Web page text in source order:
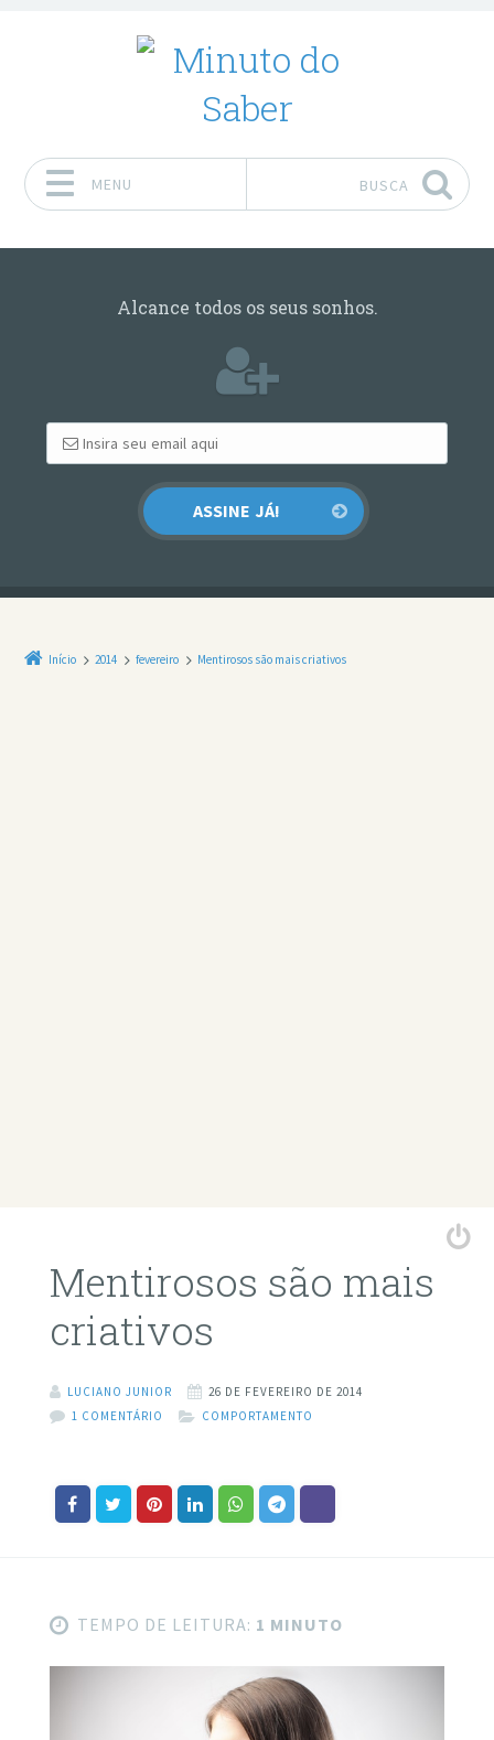
MENU BUSCA
Alcance todos os seus sonhos.
Início 2014 fevereiro Mentirosos são mais criativos
Mentirosos são mais
criativos
LUCIANO JUNIOR
26 DE FEVEREIRO DE 2014
1 COMENTÁRIO
COMPORTAMENTO
TEMPO DE LEITURA: 1 MINUTO